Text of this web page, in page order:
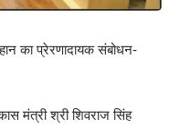
का प्रेरणादायक संबोधन-
मंत्री श्री शिवराज सिंह